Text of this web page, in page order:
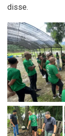
disse.